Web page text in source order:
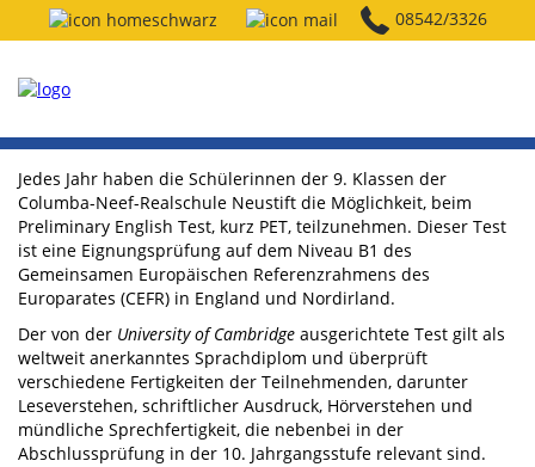
08542/3326
Jedes Jahr haben die Schülerinnen der 9. Klassen der
Columba-Neef-Realschule Neustift die Möglichkeit, beim
Preliminary English Test, kurz PET, teilzunehmen. Dieser Test
ist eine Eignungsprüfung auf dem Niveau B1 des
Gemeinsamen Europäischen Referenzrahmens des
Europarates (CEFR) in England und Nordirland.
Der von der University of Cambridge ausgerichtete Test gilt als
weltweit anerkanntes Sprachdiplom und überprüft
verschiedene Fertigkeiten der Teilnehmenden, darunter
Leseverstehen, schriftlicher Ausdruck, Hörverstehen und
mündliche Sprechfertigkeit, die nebenbei in der
Abschlussprüfung in der 10. Jahrgangsstufe relevant sind.